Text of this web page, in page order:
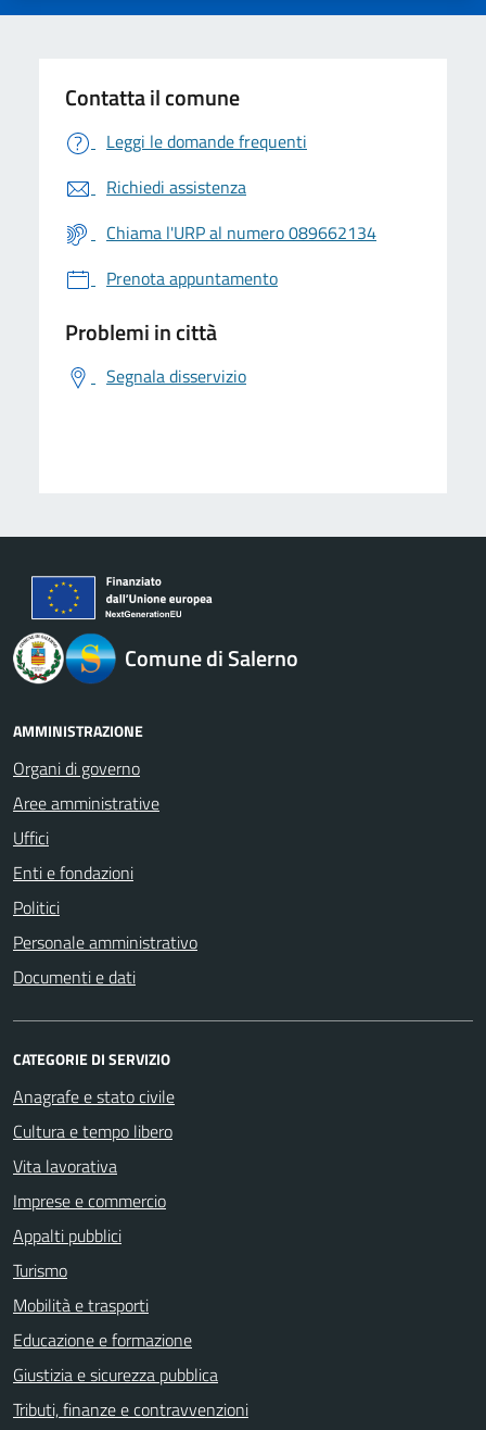
Contatta il comune
Leggi le domande frequenti
Richiedi assistenza
Chiama l'URP al numero 089662134
Prenota appuntamento
Problemi in città
Segnala disservizio
logo Unione Europea
Comune di Salerno
AMMINISTRAZIONE
Organi di governo
Aree amministrative
Uffici
Enti e fondazioni
Politici
Personale amministrativo
Documenti e dati
CATEGORIE DI SERVIZIO
Anagrafe e stato civile
Cultura e tempo libero
Vita lavorativa
Imprese e commercio
Appalti pubblici
Turismo
Mobilità e trasporti
Educazione e formazione
Giustizia e sicurezza pubblica
Tributi, finanze e contravvenzioni